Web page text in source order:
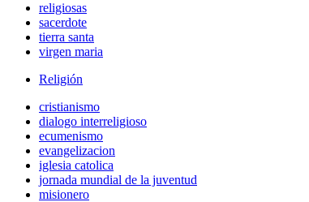
religiosas
sacerdote
tierra santa
virgen maria
Religión
cristianismo
dialogo interreligioso
ecumenismo
evangelizacion
iglesia catolica
jornada mundial de la juventud
misionero